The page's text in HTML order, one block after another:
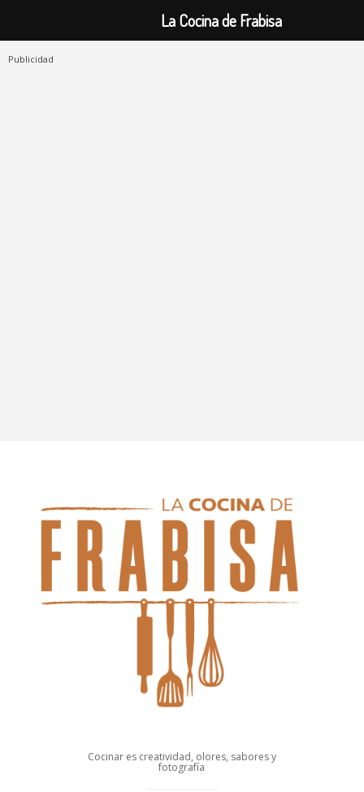
Publicidad
Cocinar es creatividad, olores, sabores y
fotografía
La Cocina de Frabisa